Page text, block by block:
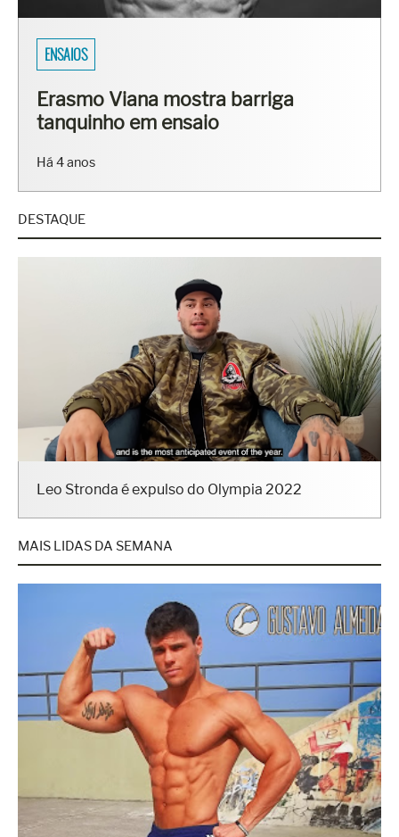
SARADOS DO BRASIL
Fisiculturistas Lucas Luz e Vinícius
Ribeiro mostram os corpos sarados
DESTAQUE
MAIS LIDAS DA SEMANA